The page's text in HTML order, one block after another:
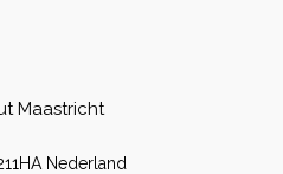
Maastricht
Nederland